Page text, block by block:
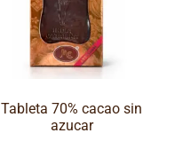
Tableta 70% cacao sin
azucar